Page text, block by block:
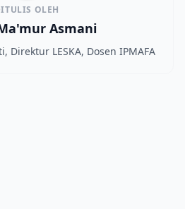
OLEH
Asmani
Direktur LESKA, Dosen IPMAFA